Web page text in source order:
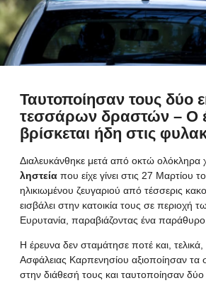
Ταυτοποίησαν τους δύο
τεσσάρων δραστών – Ο
βρίσκεται ήδη στις
Διαλευκάνθηκε μετά από οκτώ ολόκληρα
ληστεία που είχε γίνει στις 27 Μαρτίου
ηλικιωμένου ζευγαριού από τέσσερις
εισβάλει στην κατοικία τους σε περιοχή
Ευρυτανία, παραβιάζοντας ένα παράθυρο.
Η έρευνα δεν σταμάτησε ποτέ και, τελικά,
Ασφάλειας Καρπενησίου αξιοποίησαν τα
στην διάθεσή τους και ταυτοποίησαν